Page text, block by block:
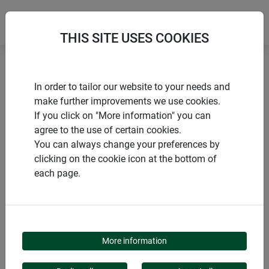
Accueil Accessoire pour grillage Raidisseur
PRODUITS
RAIDISSEUR
THIS SITE USES COOKIES
In order to tailor our website to your needs and
make further improvements we use cookies.
If you click on "More information" you can
agree to the use of certain cookies.
You can always change your preferences by
clicking on the cookie icon at the bottom of
each page.
More information